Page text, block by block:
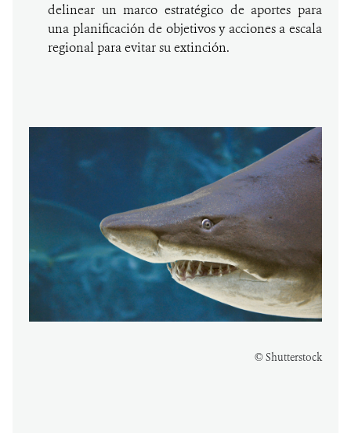
delinear un marco estratégico de aportes para
una planificación de objetivos y acciones a escala
regional para evitar su extinción.
© Shutterstock